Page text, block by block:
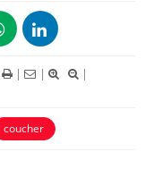
| |
|
coucher